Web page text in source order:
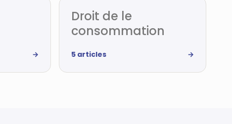
→
Droit de le
consommation
5 articles →